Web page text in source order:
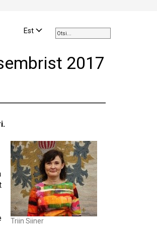
the
up
down
arrows
a
to
go
to
the
selected
search
result.
Est
2017
Triin Siiner